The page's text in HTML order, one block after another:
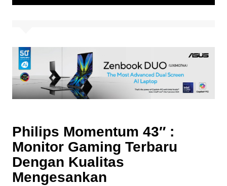
Philips Momentum 43″ :
Monitor Gaming Terbaru
Dengan Kualitas
Mengesankan